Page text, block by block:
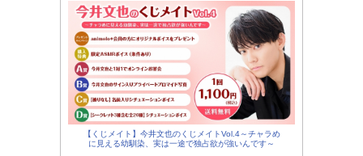
【くじメイト】今井文也のくじメイトVol.4～チャラめ
に見える幼馴染、実は一途で独占欲が強いんです～